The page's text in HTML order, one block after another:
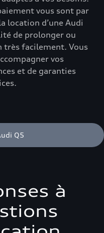
vous sont par
location d’une Audi
de prolonger ou
très facilement. Vous
vos
et de garanties
Q5
à